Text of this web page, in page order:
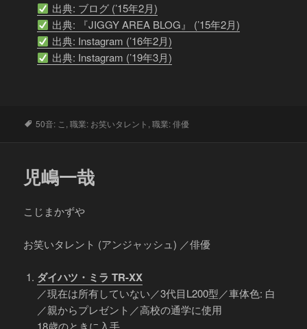
出典: ブログ (’15年2月)
出典: 『JIGGY AREA BLOG』 (’15年2月)
出典: Instagram (’16年2月)
出典: Instagram (’19年3月)
タ
50音: こ ,職業: お笑いタレント ,職業: 俳優
児嶋一哉
こじまかずや
お笑いタレント (アンジャッシュ) ／俳優
ダイハツ・ミラ TR-XX
／現在は所有していない／3代目L200型／車体色: 白
／親からプレゼント／高校の通学に使用
18歳のときに入手